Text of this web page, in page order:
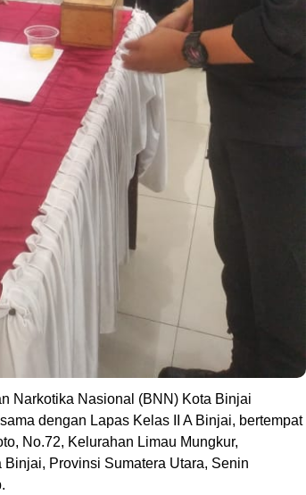
Narkotika Nasional (BNN) Kota Binjai
dengan Lapas Kelas II A Binjai, bertempat
No.72, Kelurahan Limau Mungkur,
Provinsi Sumatera Utara, Senin